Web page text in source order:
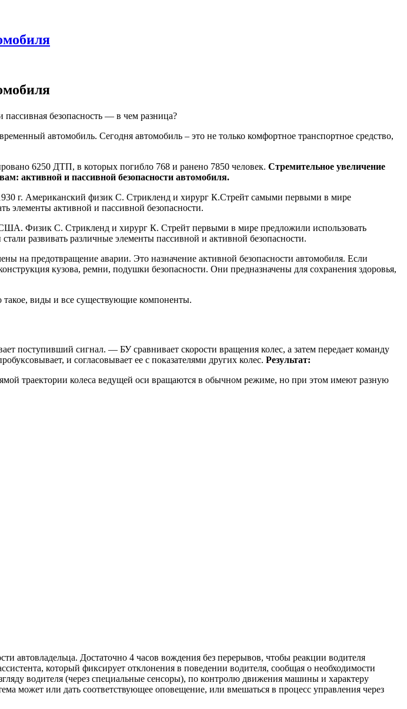
автомобиль. Сегодня автомобиль – это не только комфортное транспортное средство,
6250 ДТП, в которых погибло 768 и ранено 7850 человек. Стремительное увеличение
активной и пассивной безопасности автомобиля.
г. Американский физик С. Стрикленд и хирург К.Стрейт самыми первыми в мире
элементы активной и пассивной безопасности.
Физик С. Стрикленд и хирург К. Стрейт первыми в мире предложили использовать
развивать различные элементы пассивной и активной безопасности.
на предотвращение аварии. Это назначение активной безопасности автомобиля. Если
кузова, ремни, подушки безопасности. Они предназначены для сохранения здоровья,
такое, виды и все существующие компоненты.
поступивший сигнал. — БУ сравнивает скорости вращения колес, а затем передает команду
и согласовывает ее с показателями других колес. Результат:
траектории колеса ведущей оси вращаются в обычном режиме, но при этом имеют разную
автовладельца. Достаточно 4 часов вождения без перерывов, чтобы реакции водителя
который фиксирует отклонения в поведении водителя, сообщая о необходимости
водителя (через специальные сенсоры), по контролю движения машины и характеру
может или дать соответствующее оповещение, или вмешаться в процесс управления через